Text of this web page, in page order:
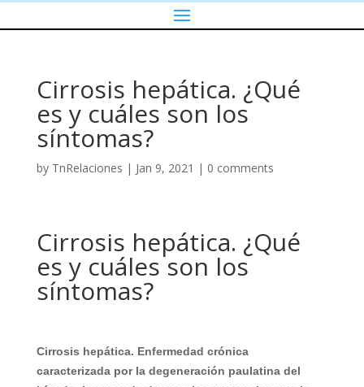
Cirrosis hepática. ¿Qué
es y cuáles son los
síntomas?
by TnRelaciones | Jan 9, 2021 | 0 comments
Cirrosis hepática. ¿Qué
es y cuáles son los
síntomas?
Cirrosis hepática. Enfermedad crónica
caracterizada por la degeneración paulatina del